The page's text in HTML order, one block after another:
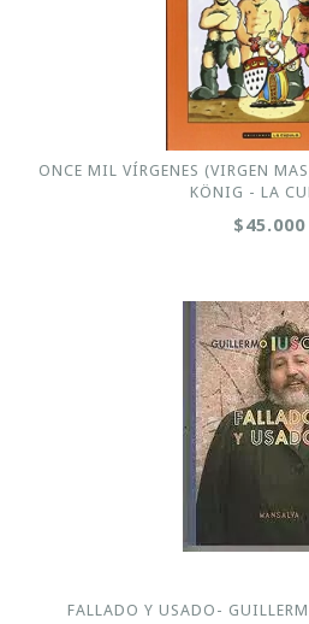
ONCE MIL VÍRGENES (VIRGEN
KÖNIG - LA
$45.000
FALLADO Y USADO-